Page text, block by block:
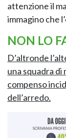
attenzione il
immagino che
NON LO
D’altronde
una squadra
compenso
dell’arredo.